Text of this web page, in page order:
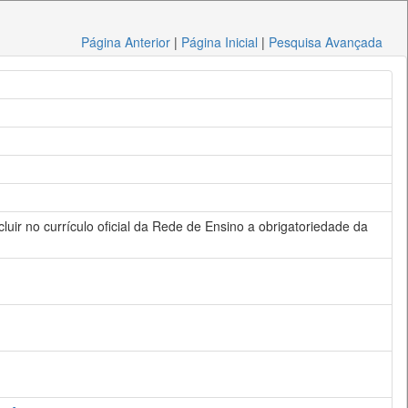
Página Anterior | Página Inicial | Pesquisa Avançada
no currículo oficial da Rede de Ensino a obrigatoriedade da